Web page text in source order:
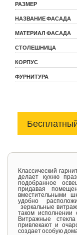
РАЗМЕР
НАЗВАНИЕ ФАСАДА
МАТЕРИАЛ ФАСАДА
СТОЛЕШНИЦА
КОРПУС
ФУРНИТУРА
Классический
делает кухню
подобранное
придавая
вместительными
удобно
зеркальные
таком исполнении
Витражные
привлекают и
создает особую